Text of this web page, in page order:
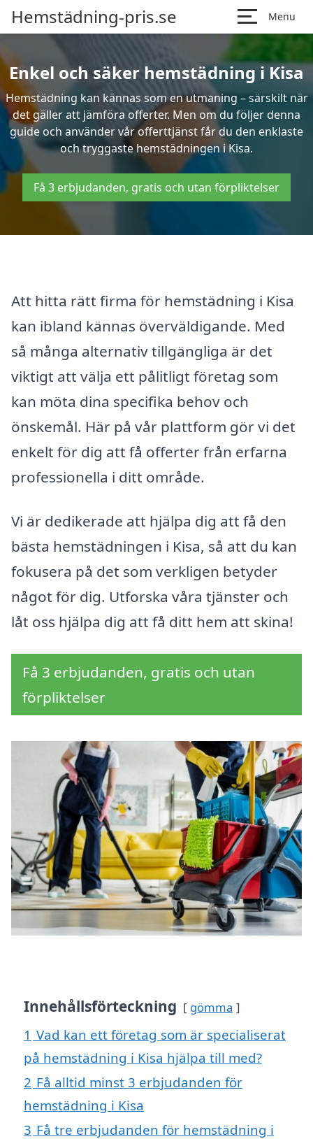
Hemstädning-pris.se Menu
Enkel och säker hemstädning i Kisa
Hemstädning kan kännas som en utmaning – särskilt när
det gäller att jämföra offerter. Men om du följer denna
guide och använder vår offerttjänst får du den enklaste
och tryggaste hemstädningen i Kisa.
Få 3 erbjudanden, gratis och utan förpliktelser
Att hitta rätt firma för hemstädning i Kisa
kan ibland kännas överväldigande. Med
så många alternativ tillgängliga är det
viktigt att välja ett pålitligt företag som
kan möta dina specifika behov och
önskemål. Här på vår plattform gör vi det
enkelt för dig att få offerter från erfarna
professionella i ditt område.
Vi är dedikerade att hjälpa dig att få den
bästa hemstädningen i Kisa, så att du kan
fokusera på det som verkligen betyder
något för dig. Utforska våra tjänster och
låt oss hjälpa dig att få ditt hem att skina!
Få 3 erbjudanden, gratis och utan
förpliktelser
Innehållsförteckning gömma
1 Vad kan ett företag som är specialiserat
på hemstädning i Kisa hjälpa till med?
2 Få alltid minst 3 erbjudanden för
hemstädning i Kisa
3 Få tre erbjudanden för hemstädning i